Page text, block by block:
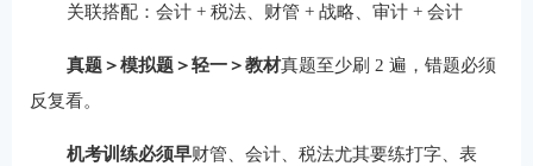
关联搭配：会计 + 税法、财管 + 战略、审计 + 会计
真题＞模拟题＞轻一＞教材真题至少刷 2 遍，错题必须
反复看。
机考训练必须早财管、会计、税法尤其要练打字、表